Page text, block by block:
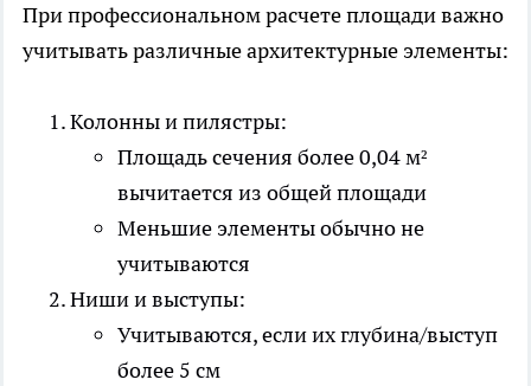
При профессиональном расчете площади важно
учитывать различные архитектурные элементы:
Колонны и пилястры:
Площадь сечения более 0,04 м²
вычитается из общей площади
Меньшие элементы обычно не
учитываются
Ниши и выступы:
Учитываются, если их глубина/выступ
более 5 см